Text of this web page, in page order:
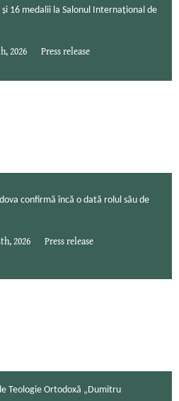
16 medalii la Salonul Internațional de
2026 Press release
confirmă încă o dată rolul său de
2026 Press release
Teologie Ortodoxă „Dumitru